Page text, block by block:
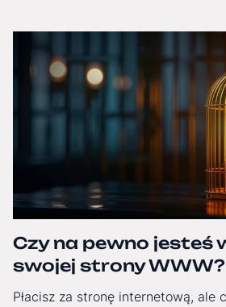
Czy na pewno jesteś
swojej strony WWW?
Płacisz za stronę internetową, ale